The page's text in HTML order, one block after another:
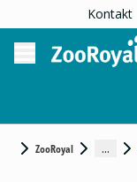
Kontakt
ZooRoyal ...